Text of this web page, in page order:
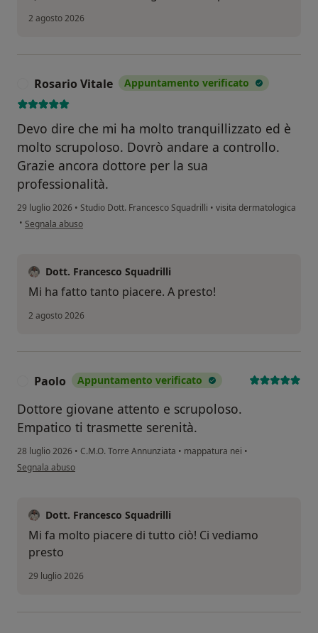
2 agosto 2026
Rosario Vitale Appuntamento verificato
Devo dire che mi ha molto tranquillizzato ed è
molto scrupoloso. Dovrò andare a controllo.
Grazie ancora dottore per la sua
professionalità.
29 luglio 2026 • Studio Dott. Francesco Squadrilli • visita dermatologica
• secondo l'opinione dell'utente Rosario Vitale
Segnala abuso
Dott. Francesco Squadrilli
Mi ha fatto tanto piacere. A presto!
2 agosto 2026
Paolo Appuntamento verificato
Dottore giovane attento e scrupoloso.
Empatico ti trasmette serenità.
28 luglio 2026 • C.M.O. Torre Annunziata • mappatura nei •
secondo l'opinione dell'utente Paolo
Segnala abuso
Dott. Francesco Squadrilli
Mi fa molto piacere di tutto ciò! Ci vediamo
presto
29 luglio 2026